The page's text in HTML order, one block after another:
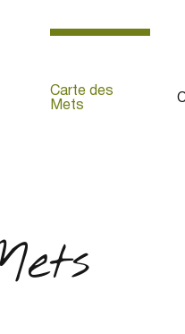
Carte des
Mets